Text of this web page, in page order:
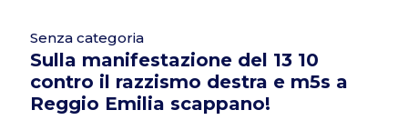
Senza categoria
Sulla manifestazione del 13 10
contro il razzismo destra e m5s a
Reggio Emilia scappano!